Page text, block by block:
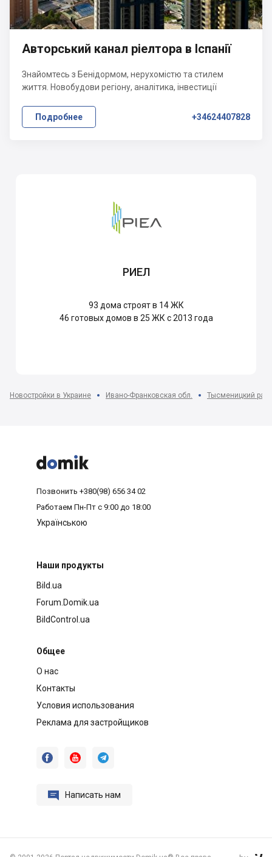
Авторський канал ріелтора в Іспанії
Знайомтесь з Бенідормом, нерухомістю та стилем
життя. Новобудови регіону, аналітика, інвестиції
Подробнее +34624407828
РИЕЛ
93 дома строят в 14 ЖК
46 готовых домов в 25 ЖК с 2013 года
Новостройки в Украине Ивано-Франковская обл. Тысменицкий



Позвонить +380(98) 656 34 02
Работаем Пн-Пт с 9:00 до 18:00
Українською
Наши продукты
Bild.ua
Forum.Domik.ua
BildControl.ua
Общее
О нас
Контакты
Условия использования
Реклама для застройщиков
  
 Написать нам